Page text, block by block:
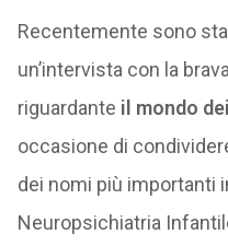
Recentemente sono
un’intervista con la
riguardante il mondo
occasione di
dei nomi più importanti
Neuropsichiatria